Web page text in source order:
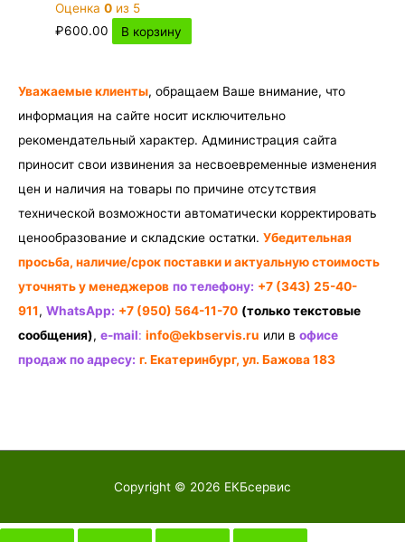
Оценка0 из 5
₽600.00 В корзину
Уважаемые клиенты, обращаем Ваше внимание, что
информация на сайте носит исключительно
рекомендательный характер. Администрация сайта
приносит свои извинения за несвоевременные изменения
цен и наличия на товары по причине отсутствия
технической возможности автоматически корректировать
ценообразование и складские остатки. Убедительная
просьба, наличие/срок поставки и актуальную стоимость
уточнять у менеджеров по телефону: +7 (343) 25-40-
911, WhatsApp: +7 (950) 564-11-70 (только текстовые
сообщения), e-mail: info@ekbservis.ru или в офисе
продаж по адресу: г. Екатеринбург, ул. Бажова 183
Copyright © 2026 ЕКБсервис